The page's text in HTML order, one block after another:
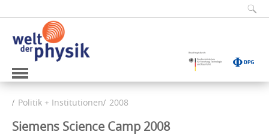
Politik + Institutionen 2008
Siemens Science Camp 2008